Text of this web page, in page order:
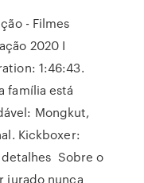
- Filmes
2020 I
1:46:43.
família está
Mongkut,
Kickboxer:
Sobre o
jurado nunca